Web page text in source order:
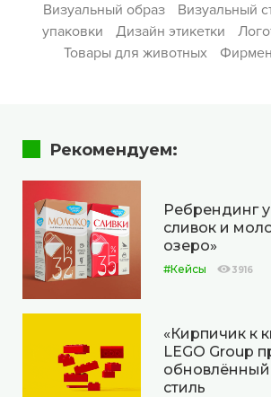
Визуальный образ
Визуальный
упаковки
Дизайн этикетки
Товары для животных
Рекомендуем:
Ребрендинг
сливок и
озеро»
#Кейсы 3916
«Кирпичик к
LEGO Group
стиль